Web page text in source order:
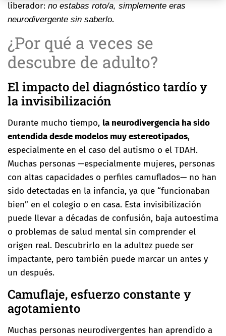
liberador: no estabas roto/a, simplemente eras
neurodivergente sin saberlo.
¿Por qué a veces se
descubre de adulto?
El impacto del diagnóstico tardío y
la invisibilización
Durante mucho tiempo, la neurodivergencia ha sido
entendida desde modelos muy estereotipados,
especialmente en el caso del autismo o el TDAH.
Muchas personas —especialmente mujeres, personas
con altas capacidades o perfiles camuflados— no han
sido detectadas en la infancia, ya que “funcionaban
bien” en el colegio o en casa. Esta invisibilización
puede llevar a décadas de confusión, baja autoestima
o problemas de salud mental sin comprender el
origen real. Descubrirlo en la adultez puede ser
impactante, pero también puede marcar un antes y
un después.
Camuflaje, esfuerzo constante y
agotamiento
Muchas personas neurodivergentes han aprendido a